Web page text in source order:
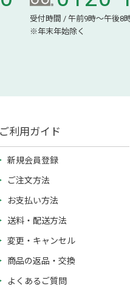
受付時間 / 午前9時～午後8
※年末年始除く
利用ガイド
新規会員登録
ご注文方法
お支払い方法
送料・配送方法
変更・キャンセル
商品の返品・交換
よくあるご質問